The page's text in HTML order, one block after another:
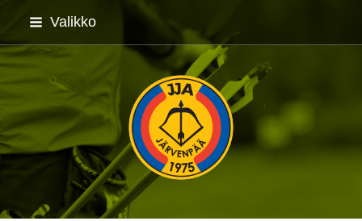
Siirry
sisältöön
Valikko
Järvenpään